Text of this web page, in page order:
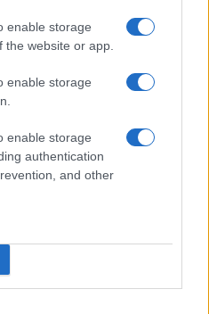
enable storage
the website or app.
enable storage
enable storage
authentication
and other
ci sono”
e Alfa: Olbia ombelico del
per visita privata̶…
a Olbia, a fuoco due furgoni